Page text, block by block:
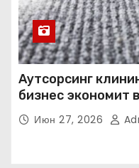
Аутсорсинг
бизнес экономит
Июн 27, 2026